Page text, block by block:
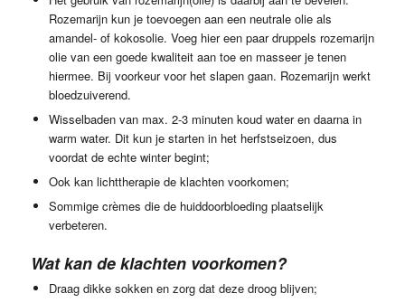
Rozemarijn kun je toevoegen aan een neutrale olie als
amandel- of kokosolie. Voeg hier een paar druppels rozemarijn
olie van een goede kwaliteit aan toe en masseer je tenen
hiermee. Bij voorkeur voor het slapen gaan. Rozemarijn werkt
bloedzuiverend.
Wisselbaden van max. 2-3 minuten koud water en daarna in
warm water. Dit kun je starten in het herfstseizoen, dus
voordat de echte winter begint;
Ook kan lichttherapie de klachten voorkomen;
Sommige crèmes die de huiddoorbloeding plaatselijk
verbeteren.
Wat kan de klachten voorkomen?
Draag dikke sokken en zorg dat deze droog blijven;